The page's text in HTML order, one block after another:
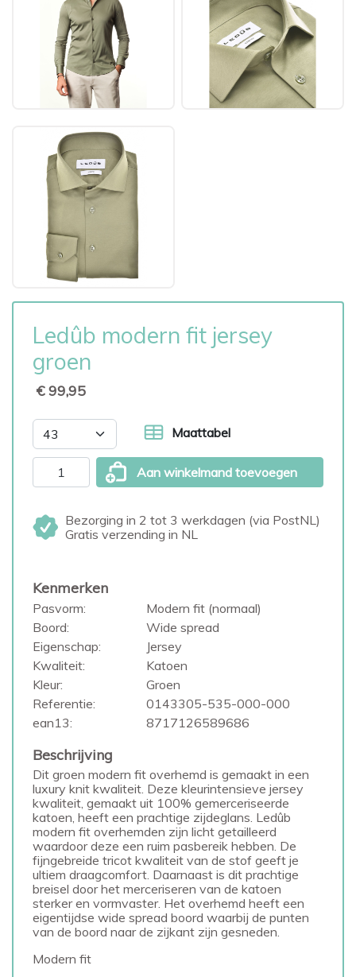
Ledûb modern fit jersey
groen
€ 99,95
Maattabel
Aan winkelmand toevoegen
Bezorging in 2 tot 3 werkdagen (via PostNL)
Gratis verzending in NL
Kenmerken
Pasvorm:
Modern fit (normaal)
Boord:
Wide spread
Eigenschap:
Jersey
Kwaliteit:
Katoen
Kleur:
Groen
Referentie:
0143305-535-000-000
ean13:
8717126589686
Beschrijving
Dit groen modern fit overhemd is gemaakt in een
luxury knit kwaliteit. Deze kleurintensieve jersey
kwaliteit, gemaakt uit 100% gemerceriseerde
katoen, heeft een prachtige zijdeglans. Ledûb
modern fit overhemden zijn licht getailleerd
waardoor deze een ruim pasbereik hebben. De
fijngebreide tricot kwaliteit van de stof geeft je
ultiem draagcomfort. Daarnaast is dit prachtige
breisel door het merceriseren van de katoen
sterker en vormvaster. Het overhemd heeft een
eigentijdse wide spread boord waarbij de punten
van de boord naar de zijkant zijn gesneden.
Modern fit